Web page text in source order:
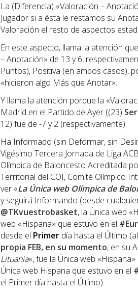
La (Diferencia) «Valoración –
Jugador si a ésta le restamos su
Valoración el resto de aspectos
En este aspecto, llama la atención
– Anotación» de 13 y 6,
Puntos), Positiva (en ambos casos),
«hicieron algo Más que Anotar».
Y llama la atención porque la
Madrid en el Partido de Ayer ((23)
12) fue de -7 y 2 (respectivamente).
Ha Informado (sin Deformar, sin
Vigésimo Tercera Jornada de Liga
Olímpica de Baloncesto Acreditada
Territorial del COI, Comité Olímpico
ver «La Única web Olímpica de
y seguirá Informando (desde
@TKvuestrobasket, la Única web
web «Hispana» que estuvo en el
desde el Primer día hasta el Último
propia FEB, en su momento, en su
Lituania«, fue la Única web
Única web Hispana que estuvo en el
el Primer día hasta el Último).